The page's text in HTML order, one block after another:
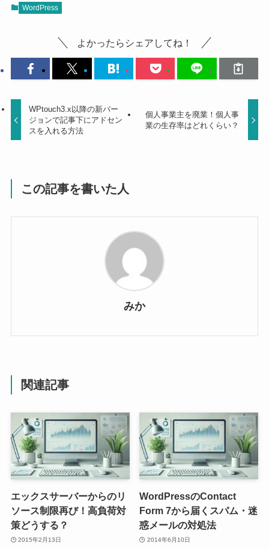
WordPress
よかったらシェアしてね！
WPtouch3.x以降の新バー
ジョンで記事下にアドセン
スを入れる方法
個人事業主を廃業！個人事
業の生存率はどれくらい？
この記事を書いた人
みか
関連記事
エックスサーバーからのリ
ソース制限再び！高負荷対
策どうする？
2015年2月13日
WordPressのContact
Form 7から届くスパム・迷
惑メールの対処法
2014年6月10日